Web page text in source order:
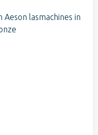
lasmachines in